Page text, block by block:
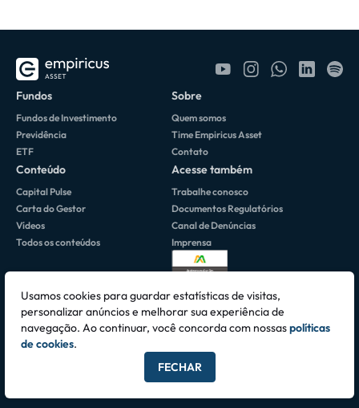
Fundos
Fundos de Investimento
Previdência
ETF
Sobre
Quem somos
Time Empiricus Asset
Contato
Conteúdo
Capital Pulse
Carta do Gestor
Vídeos
Todos os conteúdos
Acesse também
Trabalhe conosco
Documentos Regulatórios
Canal de Denúncias
Imprensa
Av. Brigadeiro Faria Lima, 3064 • 10º Andar 01451-000 • São Paulo, SP -
Todos os direitos reservados © 2026 Empiricus Asset Ltda.
Usamos cookies para guardar estatísticas de visitas,
personalizar anúncios e melhorar sua experiência de
navegação. Ao continuar, você concorda com nossaspolíticas
de cookies.
FECHAR